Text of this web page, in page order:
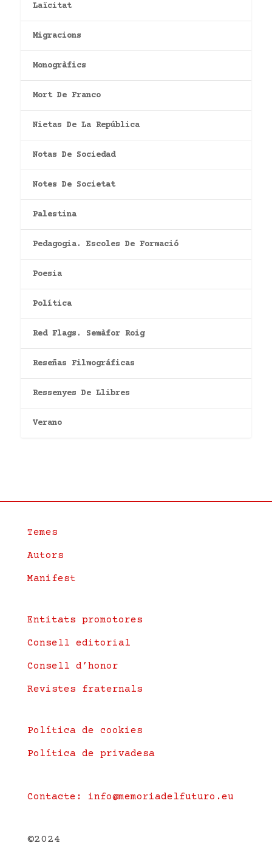
Laïcitat
Migracions
Monogràfics
Mort De Franco
Nietas De La República
Notas De Sociedad
Notes De Societat
Palestina
Pedagogia. Escoles De Formació
Poesia
Política
Red Flags. Semàfor Roig
Reseñas Filmográficas
Ressenyes De Llibres
Verano
Temes
Autors
Manifest
Entitats promotores
Consell editorial
Consell d’honor
Revistes fraternals
Política de cookies
Política de privadesa
Contacte: info@memoriadelfuturo.eu
©2024